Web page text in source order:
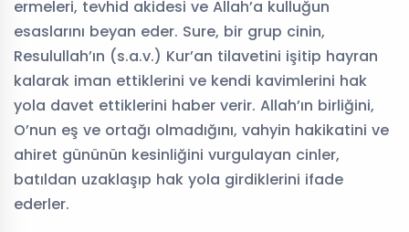
ermeleri, tevhid akidesi ve Allah’a kulluğun
esaslarını beyan eder. Sure, bir grup cinin,
Resulullah’ın (s.a.v.) Kur’an tilavetini işitip hayran
kalarak iman ettiklerini ve kendi kavimlerini hak
yola davet ettiklerini haber verir. Allah’ın birliğini,
O’nun eş ve ortağı olmadığını, vahyin hakikatini ve
ahiret gününün kesinliğini vurgulayan cinler,
batıldan uzaklaşıp hak yola girdiklerini ifade
ederler.